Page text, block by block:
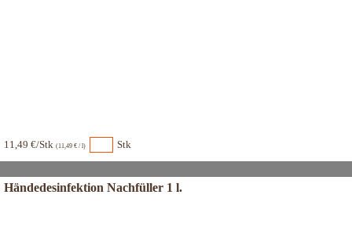
11,49 €/Stk (11,49 € / l) Stk
Händedesinfektion Nachfüller 1 l.